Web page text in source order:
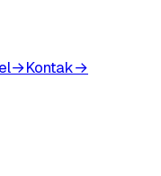
→Kontak→